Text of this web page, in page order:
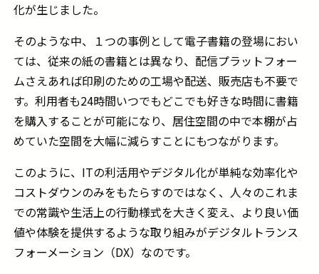
化が生じました。
そのような中、１つの事例として電子書籍の登場におい
ては、従来の紙の書籍とは異なり、配信プラットフォー
ムさえあれば印刷のための工場や配送、販売店も不要で
す。利用者も24時間いつでもどこでも好きな時間に書籍
を購入することが可能になり、居住空間の中で本棚が占
めていた空間を大幅に減らすことにもつながります。
このように、 ITの利活用やデジタル化が単純な効率化や
コストダウンのみをもたらすのではなく、人々のこれま
での常識や生活上の行動様式を大きく変え、より良い価
値や体験を提供するような取り組みがデジタルトランス
フォーメーション（DX）なのです。